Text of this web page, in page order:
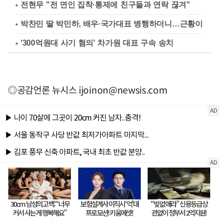
전현무 "전 연인 집착·통제에 친구들과 연락 끊겨"
박찬민 딸 박민하, 배우·국가대표 병행하더니…근황이
'300억원대 사기 혐의' 차가원 대표 구속 송치
◎공감언론 뉴시스ijoinon@newsis.com